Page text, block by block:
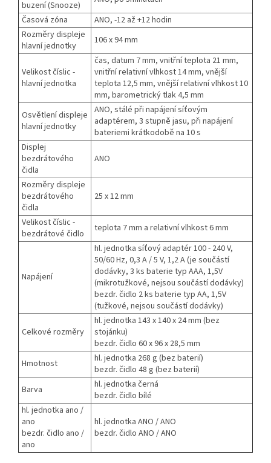
buzení (Snooze)
Časová zóna
ANO, -12 až +12 hodin
Rozměry displeje
hlavní jednotky
106 x 94 mm
Velikost číslic -
hlavní jednotka
čas, datum 7 mm, vnitřní teplota 21 mm,
vnitřní relativní vlhkost 14 mm, vnější
teplota 12,5 mm, vnější relativní vlhkost 10
mm, barometrický tlak 4,5 mm
Osvětlení displeje
hlavní jednotky
ANO, stálé při napájení síťovým
adaptérem, 3 stupně jasu, při napájení
bateriemi krátkodobě na 10 s
Displej
bezdrátového
čidla
ANO
Rozměry displeje
bezdrátového
čidla
25 x 12 mm
Velikost číslic -
bezdrátové čidlo
teplota 7 mm a relativní vlhkost 6 mm
Napájení
hl. jednotka síťový adaptér 100 - 240 V,
50/60 Hz, 0,3 A / 5 V, 1,2 A (je součástí
dodávky, 3 ks baterie typ AAA, 1,5V
(mikrotužkové, nejsou součástí dodávky)
bezdr. čidlo 2 ks baterie typ AA, 1,5V
(tužkové, nejsou součástí dodávky)
Celkové rozměry
hl. jednotka 143 x 140 x 24 mm (bez
stojánku)
bezdr. čidlo 60 x 96 x 28,5 mm
Hmotnost
hl. jednotka 268 g (bez baterií)
bezdr. čidlo 48 g (bez baterií)
Barva
hl. jednotka černá
bezdr. čidlo bílé
hl. jednotka ano /
ano
bezdr. čidlo ano /
ano
hl. jednotka ANO / ANO
bezdr. čidlo ANO / ANO